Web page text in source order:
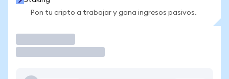
Pon tu cripto a trabajar y gana ingresos pasivos.